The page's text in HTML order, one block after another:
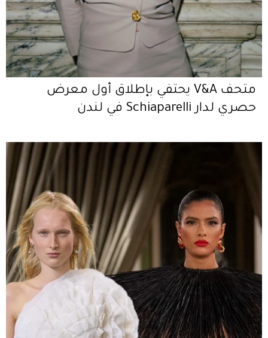
متحف V&A يحتفي بإطلاق أول معرض
حصري لدار Schiaparelli في لندن